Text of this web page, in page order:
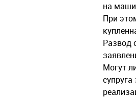
на
При
Развод
Могут